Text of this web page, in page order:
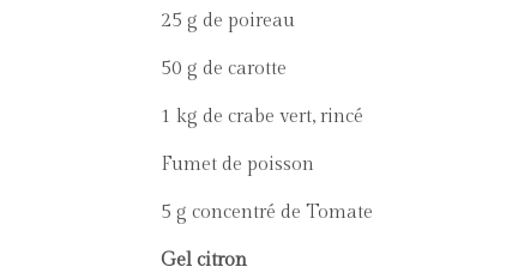
25 g de poireau
50 g de carotte
1 kg de crabe vert, rincé
Fumet de poisson
5 g concentré de Tomate
Gel citron